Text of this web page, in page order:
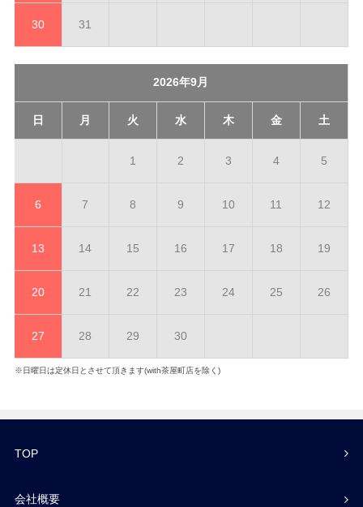
30 31
2026年9月
日 月 火 水 木 金 土
1 2 3 4 5
6 7 8 9 10 11 12
13 14 15 16 17 18 19
20 21 22 23 24 25 26
27 28 29 30
※日曜日は定休日とさせて頂きます(with茶屋町店を除く)
TOP
会社概要